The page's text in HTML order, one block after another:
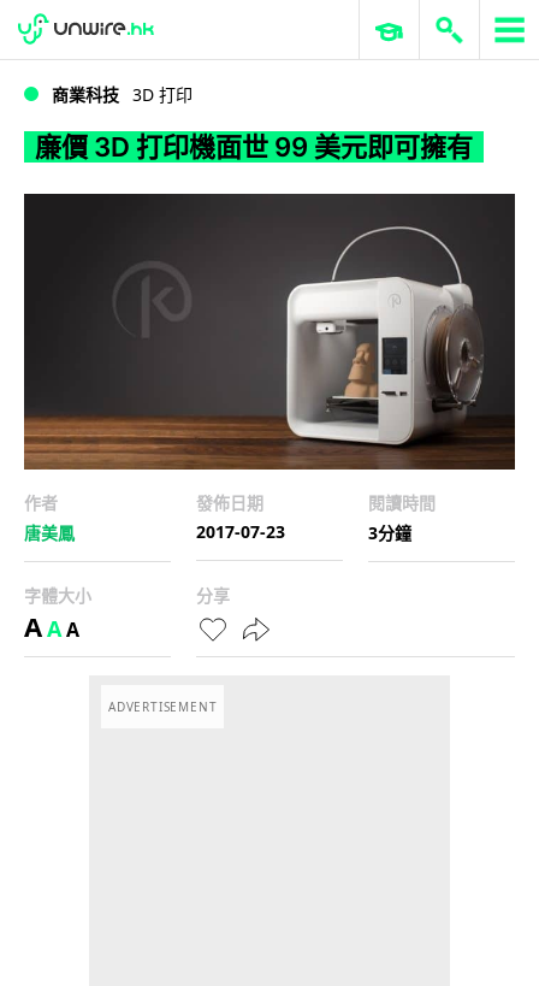
廉價 3D 打印機面世 99 美元即可擁有
WWDC 2026 ERP 與商業 AI
商業科技 3D 打印
廉價 3D 打印機面世 99 美元即可擁有
作者
唐美鳳
發佈日期
2017-07-23
閱讀時間
3分鐘
字體大小
AAA
分享
ADVERTISEMENT